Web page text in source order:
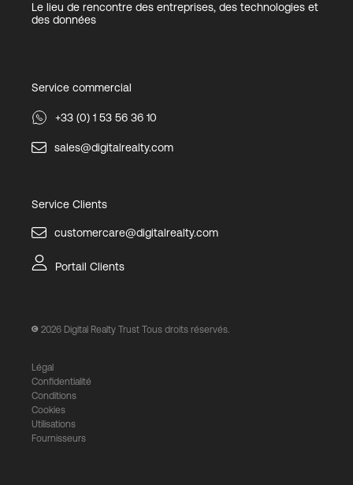
Le lieu de rencontre des entreprises, des technologies et
des données
Service commercial
+33 (0) 1 53 56 36 10
sales@digitalrealty.com
Service Clients
customercare@digitalrealty.com
Portail Clients
2026 Digital Realty Trust Tous droits réservés.
Légal
Confidentialité
Conditions
Cookies
Utilisations
Fournisseurs